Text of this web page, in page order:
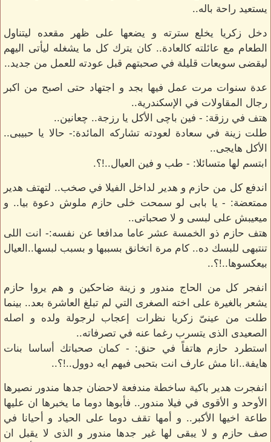
يستعيد راحة باله..
دخل زكريا يخلع سترته و يضعها على ظهر مقعده ليتناول
الطعام مع عائلته كالعادة.. كان يترك كل ما يشغله ليأتى اليهم
ليقضى سويعات قليلة في صحبتهم قبل عودته للعمل من جديد..
عدة سنوات مرت عمل فيها بجد و اجتهاد حتى اصبح من اكبر
رجال المقاولات في الإسكندرية..
هتف في رزقة: - فين باچى الأكل يا رزجة.. چعانين..
طلت زينة في سعادة لعودته تشاركه المائدة:- حالا يا حبيبى..
الأكل هايجى..
ابتسم لها متسائلا: - طب و فين العيال..!؟.
اندفع كل من حازم و هدير لداخل الفيلا في صخب.. لتهتف هدير
ممتعضة: - يا بابى لو سمحت خلى حازم ملوش دعوة بيا.. و
ميعيبش على لبسى و لا صحباتى..
هتف حازم ذو الخمسة عشر عاما مدافعا عن نفسه:- انت اللى
تنتبهى للبسك ده.. كام مرة اتخانق بسببها و بسبب لبسها..العيال
بيعكسوها..!؟..
انفجر كل من الحاج مندور و زينة ضاحكين و هم يروا حازم
يشعر بالغيرة على اخته الصغرى التي لم تبلغ العاشرة بعد.. بينما
طلت من عينىّ زكريا نظرات إعجاب لرجولة ولده و اصله
الصعيدى الذى يتسرب رغما عنه في تصرفاته..
استطرد حازم هاتفاً في حنق: - كمان صحباتك أساسا بنات
هايفة..انا مش عارف انت بتحبى فيهم ايه دوول..!؟..
انفجرت هدير باكية ساخطة مندفعة لاحضان جدها مندور نصيرها
الأوحد و الأقوى في فيلا مندور.. فأبوها دوما ما يخبرها ان عليها
طاعة اخيها الأكبر.. و أمها تقف دوما على الحياد و أحيانا في
صف حازم و لا يبقى لها غير جدها مندور و الذى لا يقبل ان